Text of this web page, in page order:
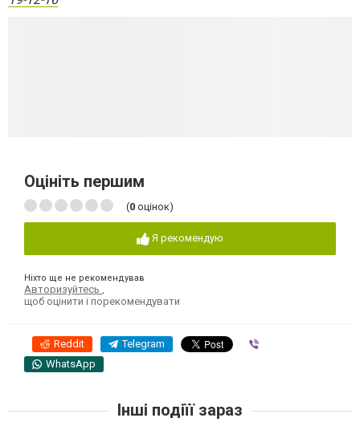
Оцініть першим
(0 оцінок)
Я рекомендую
Ніхто ще не рекомендував
Авторизуйтесь ,
щоб оцінити і порекомендувати
Reddit Telegram
WhatsApp
Інші подіїї зараз